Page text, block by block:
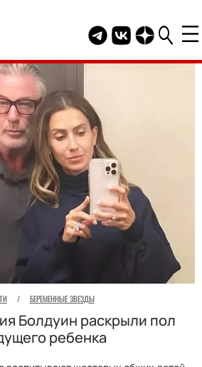
Telegram канал
Группа HELLO
Канал
/ БЕРЕМЕННЫЕ ЗВЕЗДЫ
Болдуин раскрыли пол
ребенка